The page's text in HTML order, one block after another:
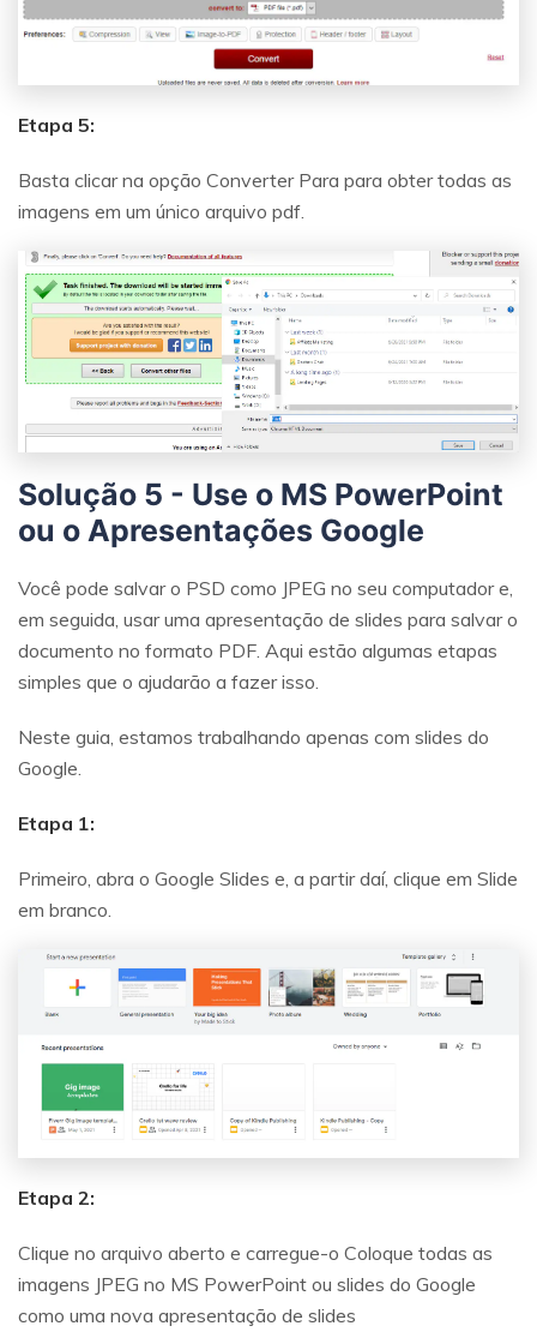
Etapa 5:
Basta clicar na opção Converter Para para obter todas as
imagens em um único arquivo pdf.
Solução 5 - Use o MS PowerPoint
ou o Apresentações Google
Você pode salvar o PSD como JPEG no seu computador e,
em seguida, usar uma apresentação de slides para salvar o
documento no formato PDF. Aqui estão algumas etapas
simples que o ajudarão a fazer isso.
Neste guia, estamos trabalhando apenas com slides do
Google.
Etapa 1:
Primeiro, abra o Google Slides e, a partir daí, clique em Slide
em branco.
Etapa 2:
Clique no arquivo aberto e carregue-o Coloque todas as
imagens JPEG no MS PowerPoint ou slides do Google
como uma nova apresentação de slides